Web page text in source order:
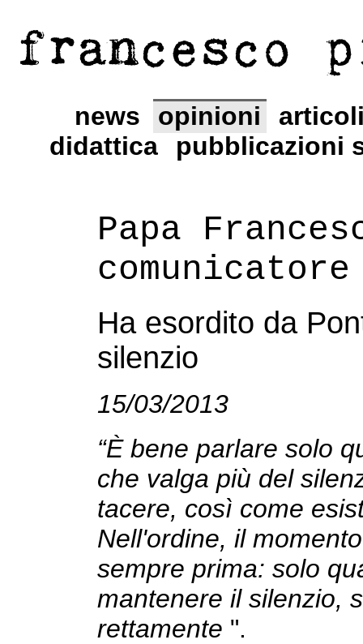
francesco
news opinioni
didattica
pubblicazioni
Papa
comunicatore
Ha esordito da
silenzio
15/03/2013
“È bene parlare solo
che valga più del
tacere, così come
Nell'ordine, il
sempre prima: solo
mantenere il silenzio,
rettamente ".